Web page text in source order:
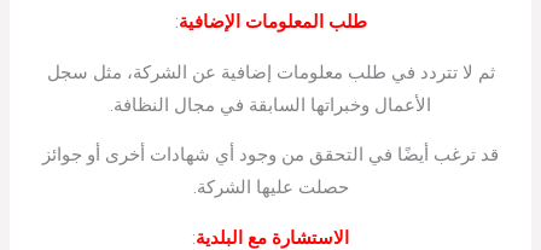
طلب المعلومات الإضافية:
ثم لا تتردد في طلب معلومات إضافية عن الشركة، مثل سجل
الأعمال وخبراتها السابقة في مجال النظافة.
قد ترغب أيضًا في التحقق من وجود أي شهادات أخرى أو جوائز
حصلت عليها الشركة.
الاستشارة مع البلدية: